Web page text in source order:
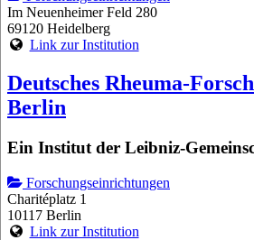
Im Neuenheimer Feld 280
69120 Heidelberg
Link zur Institution
Deutsches Rheuma-
Berlin
Ein Institut der Leibniz-
Forschungseinrichtungen
Charitéplatz 1
10117 Berlin
Link zur Institution